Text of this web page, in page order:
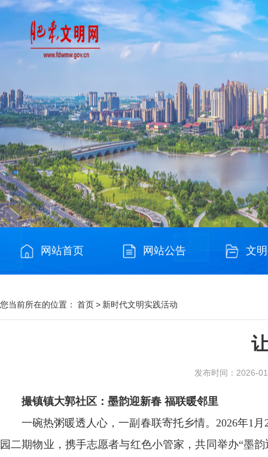
网站首页 网站公告 文
您当前所在的位置： 首页> 新时代文明实践活动
发布时间：2026-
撮镇镇大郭社区：墨韵迎新春 福联暖邻里
一碗热粥暖透人心，一副春联寄托乡情。2026年1
园二期物业，携手志愿者与红色小管家，共同举办“墨